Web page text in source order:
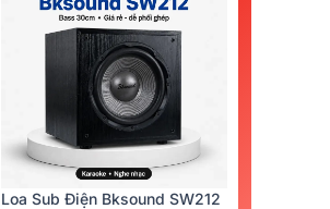
Loa Sub Điện Bksound SW212